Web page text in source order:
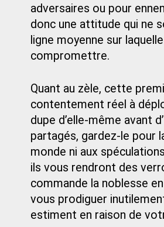
adversaires ou pour
donc une attitude qui ne
ligne moyenne sur
compromettre.
Quant au zèle, cette
contentement réel à
dupe d’elle-même avant
partagés, gardez-le pour
monde ni aux
ils vous rendront des
commande la noblesse
vous prodiguer
estiment en raison de